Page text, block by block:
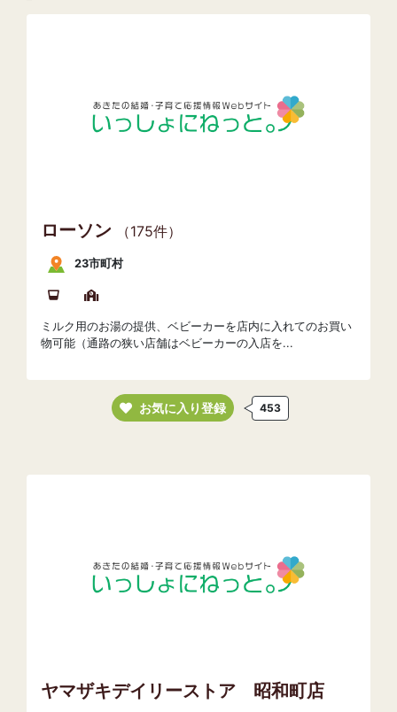
ローソン （175件）
23市町村
ミルク用のお湯の提供、ベビーカーを店内に入れてのお買い
物可能（通路の狭い店舗はベビーカーの入店を...
お気に入り登録 453
ヤマザキデイリーストア 昭和町店